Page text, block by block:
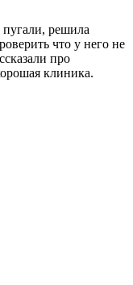
решила
что у него не
про
клиника.